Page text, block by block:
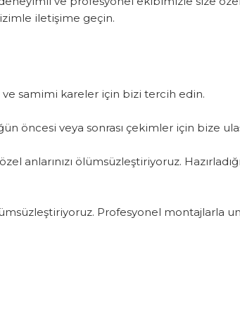
iletişime geçin.
ve samimi kareler için bizi tercih edin.
öncesi veya sonrası çekimler için bize
anlarınızı ölümsüzleştiriyoruz.
Profesyonel montajlarla